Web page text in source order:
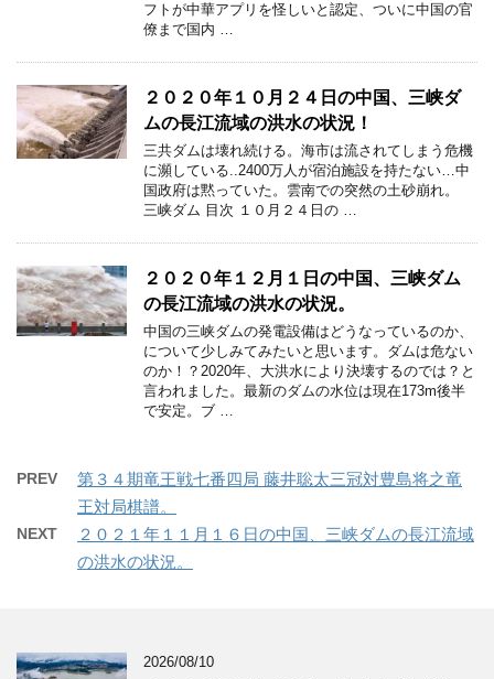
フトが中華アプリを怪しいと認定、ついに中国の官
僚まで国内 …
２０２０年１０月２４日の中国、三峡ダ
ムの長江流域の洪水の状況！
三共ダムは壊れ続ける。海市は流されてしまう危機
に瀕している..2400万人が宿泊施設を持たない…中
国政府は黙っていた。雲南での突然の土砂崩れ。
三峡ダム 目次 １０月２４日の …
２０２０年１２月１日の中国、三峡ダム
の長江流域の洪水の状況。
中国の三峡ダムの発電設備はどうなっているのか、
について少しみてみたいと思います。ダムは危ない
のか！？2020年、大洪水により決壊するのでは？と
言われました。最新のダムの水位は現在173m後半
で安定。ブ …
PREV
第３４期竜王戦七番四局 藤井聡太三冠対豊島将之竜
王対局棋譜。
NEXT
２０２１年１１月１６日の中国、三峡ダムの長江流域
の洪水の状況。
2026/08/10